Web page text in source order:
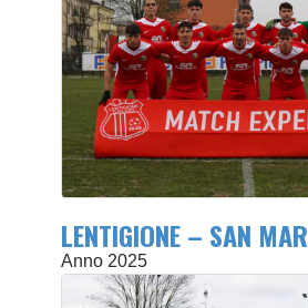
LENTIGIONE – SAN
Anno 2025